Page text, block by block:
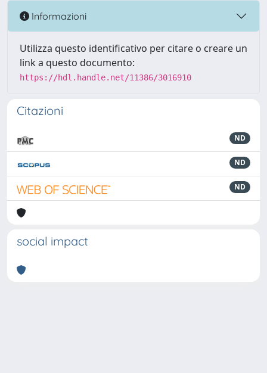
Informazioni
Utilizza questo identificativo per citare o creare un
link a questo documento:
https://hdl.handle.net/11386/3016910
Citazioni
ND
ND
ND
social impact